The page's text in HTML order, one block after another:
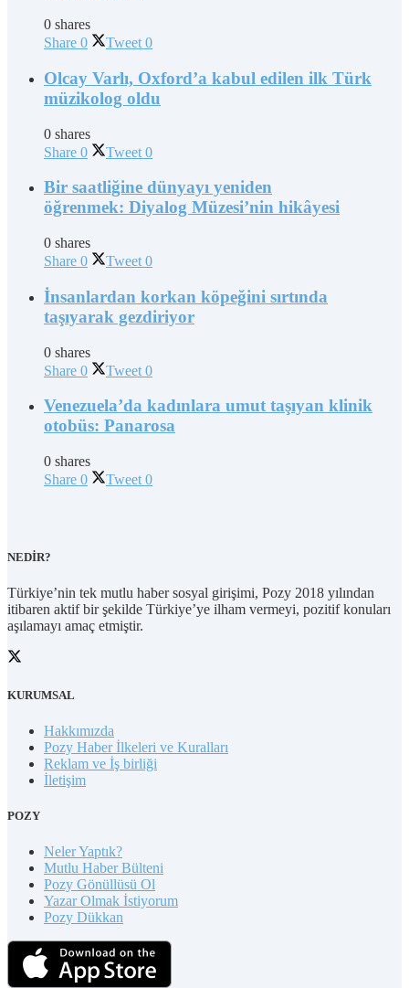
0 shares
Share 0 Tweet 0
Olcay Varlı, Oxford’a kabul edilen ilk Türk
müzikolog oldu
0 shares
Share 0 Tweet 0
Bir saatliğine dünyayı yeniden
öğrenmek: Diyalog Müzesi’nin hikâyesi
0 shares
Share 0 Tweet 0
İnsanlardan korkan köpeğini sırtında
taşıyarak gezdiriyor
0 shares
Share 0 Tweet 0
Venezuela’da kadınlara umut taşıyan klinik
otobüs: Panarosa
0 shares
Share 0 Tweet 0
NEDİR?
Türkiye’nin tek mutlu haber sosyal girişimi, Pozy 2018 yılından
itibaren aktif bir şekilde Türkiye’ye ilham vermeyi, pozitif konuları
aşılamayı amaç etmiştir.
KURUMSAL
Hakkımızda
Pozy Haber İlkeleri ve Kuralları
Reklam ve İş birliği
İletişim
POZY
Neler Yaptık?
Mutlu Haber Bülteni
Pozy Gönüllüsü Ol
Yazar Olmak İstiyorum
Pozy Dükkan